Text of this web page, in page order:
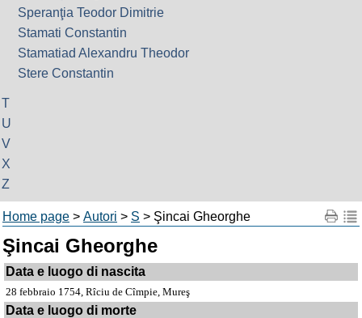
Speranţia Teodor Dimitrie
Stamati Constantin
Stamatiad Alexandru Theodor
Stere Constantin
T
U
V
X
Z
Home page > Autori > S > Şincai Gheorghe
Şincai Gheorghe
Data e luogo di nascita
28 febbraio 1754, Rîciu de Cîmpie, Mureş
Data e luogo di morte